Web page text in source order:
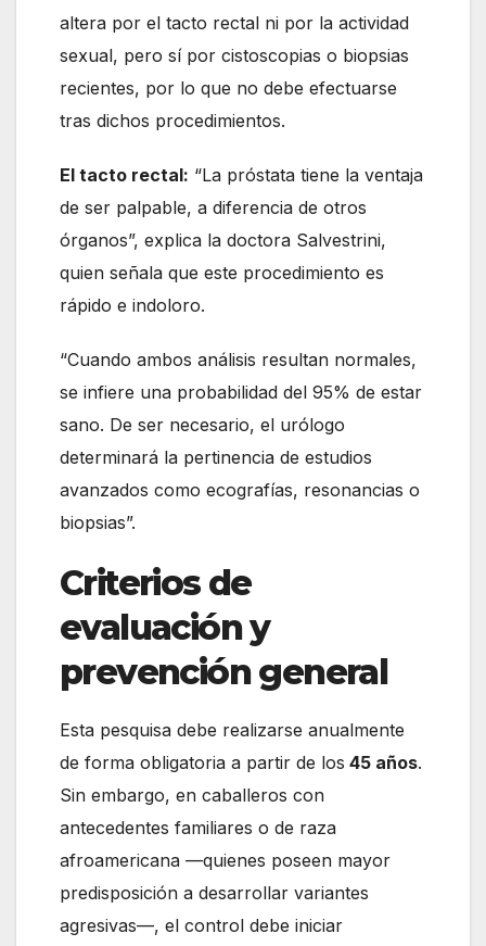
altera por el tacto rectal ni por la actividad
sexual, pero sí por cistoscopias o biopsias
recientes, por lo que no debe efectuarse
tras dichos procedimientos.
El tacto rectal: “La próstata tiene la ventaja
de ser palpable, a diferencia de otros
órganos”, explica la doctora Salvestrini,
quien señala que este procedimiento es
rápido e indoloro.
“Cuando ambos análisis resultan normales,
se infiere una probabilidad del 95% de estar
sano. De ser necesario, el urólogo
determinará la pertinencia de estudios
avanzados como ecografías, resonancias o
biopsias”.
Criterios de
evaluación y
prevención general
Esta pesquisa debe realizarse anualmente
de forma obligatoria a partir de los 45 años.
Sin embargo, en caballeros con
antecedentes familiares o de raza
afroamericana —quienes poseen mayor
predisposición a desarrollar variantes
agresivas—, el control debe iniciar